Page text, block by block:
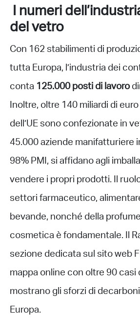
I numeri
del vetro
Con 162 stabilimenti di
tutta Europa, l’industria dei
conta 125.000 posti di lavoro
Inoltre, oltre 140 miliardi di
dell’UE sono confezionate in
45.000 aziende manifatturiere
98% PMI, si affidano agli
vendere i propri prodotti. Il
settori farmaceutico,
bevande, nonché della
cosmetica è fondamentale. Il
sezione dedicata sul sito web
mappa online con oltre 90 casi
mostrano gli sforzi di
Europa.